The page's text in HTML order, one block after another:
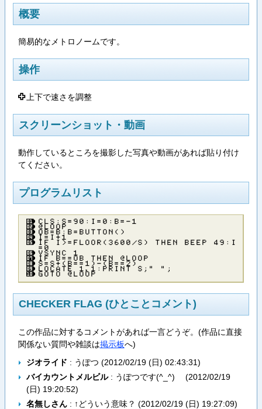
概要
簡易的なメトロノームです。
操作
П上下で速さを調整
スクリーンショット・動画
動作しているところを撮影した写真や動画があれば貼り付け
てください。
プログラムリスト
ＣＬＳ：Ｓ＝９０：Ｉ＝０：Ｂ＝－１
＠ＬＯＯＰ
ＯＢ＝Ｂ：Ｂ＝ＢＵＴＴＯＮ（）
Ｉ＝Ｉ＋１
ＩＦ Ｉ＞＝ＦＬＯＯＲ（３６００／Ｓ） ＴＨＥＮ ＢＥＥＰ ４９：Ｉ
＝０
ＶＳＹＮＣ １
ＩＦ Ｂ＝＝ＯＢ ＴＨＥＮ ＠ＬＯＯＰ
Ｓ＝Ｓ＋（Ｂ＝＝１）－（Ｂ＝＝２）
ＬＯＣＡＴＥ １，１：ＰＲＩＮＴ Ｓ；” ”；
ＧＯＴＯ ＠ＬＯＯＰ
CHECKER FLAG (ひとことコメント)
この作品に対するコメントがあれば一言どうぞ。(作品に直接
関係ない質問や雑談は掲示板へ)
ジオライド : うぽつ (2012/02/19 (日) 02:43:31)
バイカウントメルビル: うぽつです(^_^)ゞ (2012/02/19
(日) 19:20:52)
名無しさん: ↑どういう意味？ (2012/02/19 (日) 19:27:09)